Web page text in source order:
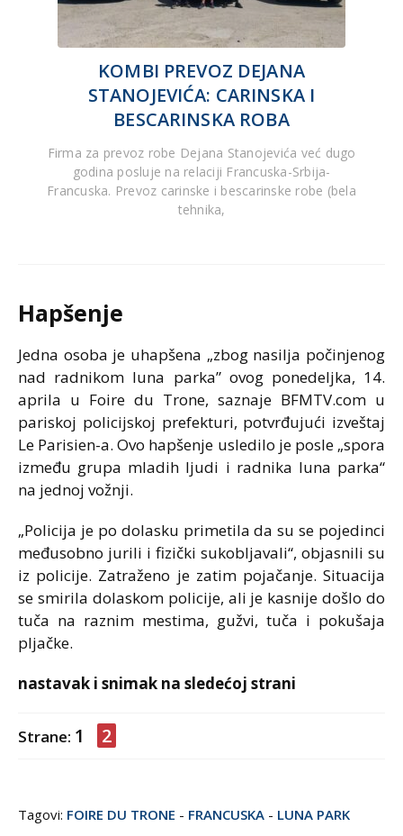
KOMBI PREVOZ DEJANA
STANOJEVIĆA: CARINSKA I
BESCARINSKA ROBA
Firma za prevoz robe Dejana Stanojevića već dugo
godina posluje na relaciji Francuska-Srbija-
Francuska. Prevoz carinske i bescarinske robe (bela
tehnika,
Hapšenje
Jedna osoba je uhapšena „zbog nasilja počinjenog
nad radnikom luna parka” ovog ponedeljka, 14.
aprila u Foire du Trone, saznaje BFMTV.com u
pariskoj policijskoj prefekturi, potvrđujući izveštaj
Le Parisien-a. Ovo hapšenje usledilo je posle „spora
između grupa mladih ljudi i radnika luna parka“
na jednoj vožnji.
„Policija je po dolasku primetila da su se pojedinci
međusobno jurili i fizički sukobljavali“, objasnili su
iz policije. Zatraženo je zatim pojačanje. Situacija
se smirila dolaskom policije, ali je kasnije došlo do
tuča na raznim mestima, gužvi, tuča i pokušaja
pljačke.
nastavak i snimak na sledećoj strani
Strane: 1 2
Tagovi: FOIRE DU TRONE - FRANCUSKA - LUNA PARK